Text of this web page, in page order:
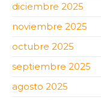
diciembre 2025
noviembre 2025
octubre 2025
septiembre 2025
agosto 2025